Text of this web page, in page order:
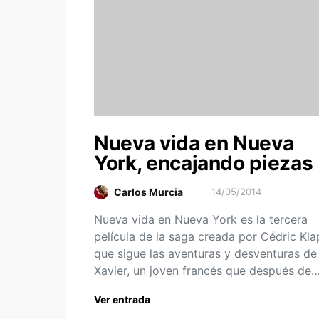
Nueva vida en Nueva
York, encajando piezas
Carlos Murcia 14/05/2014
Nueva vida en Nueva York es la tercera
película de la saga creada por Cédric
que sigue las aventuras y desventuras de
Xavier, un joven francés que después de…
Ver entrada